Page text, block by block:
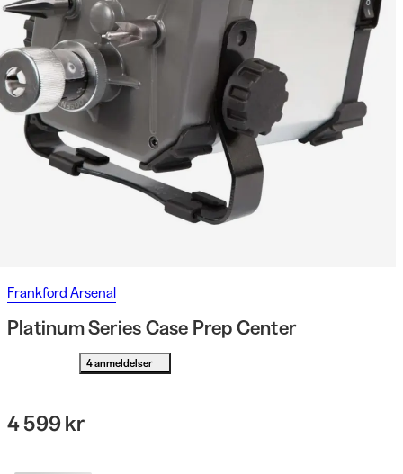
Frankford Arsenal
Platinum Series Case Prep Center
4 anmeldelser
4 599 kr